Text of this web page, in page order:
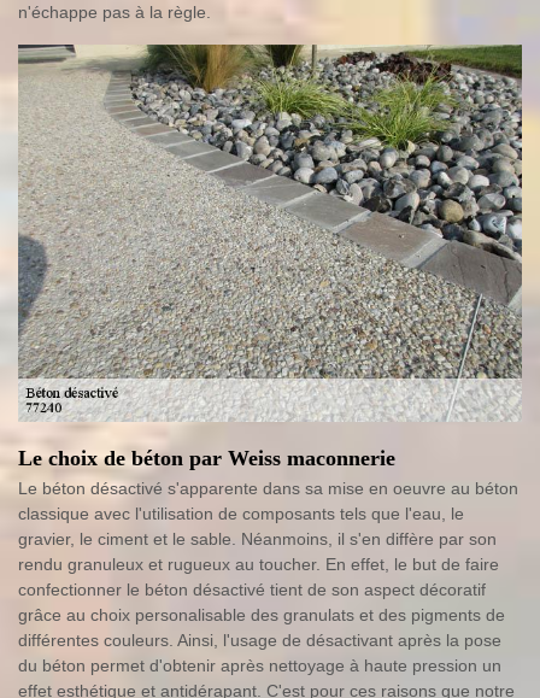
n'échappe pas à la règle.
Le choix de béton par Weiss maconnerie
Le béton désactivé s'apparente dans sa mise en oeuvre au béton
classique avec l'utilisation de composants tels que l'eau, le
gravier, le ciment et le sable. Néanmoins, il s'en diffère par son
rendu granuleux et rugueux au toucher. En effet, le but de faire
confectionner le béton désactivé tient de son aspect décoratif
grâce au choix personalisable des granulats et des pigments de
différentes couleurs. Ainsi, l'usage de désactivant après la pose
du béton permet d'obtenir après nettoyage à haute pression un
effet esthétique et antidérapant. C'est pour ces raisons que notre